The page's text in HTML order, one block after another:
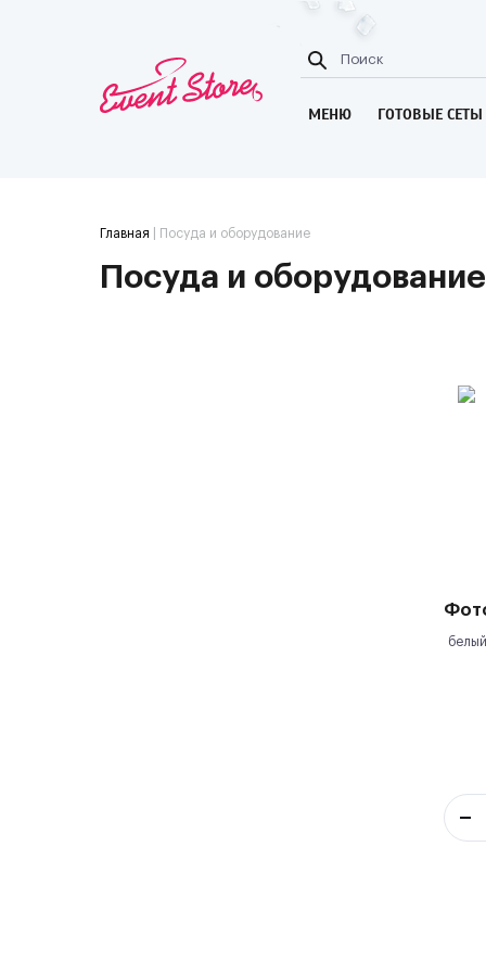
МЕНЮ ГОТОВЫЕ СЕТЫ
Главная | Посуда и оборудование
Посуда и оборудование